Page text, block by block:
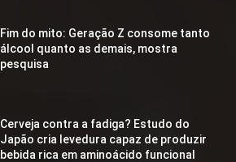
Fim do mito: Geração Z consome tanto
álcool quanto as demais, mostra
pesquisa
Cerveja contra a fadiga? Estudo do
Japão cria levedura capaz de produzir
bebida rica em aminoácido funcional